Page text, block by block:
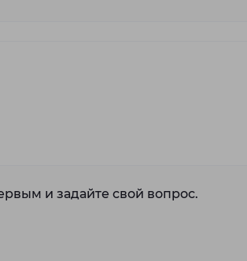
и задайте свой вопрос.